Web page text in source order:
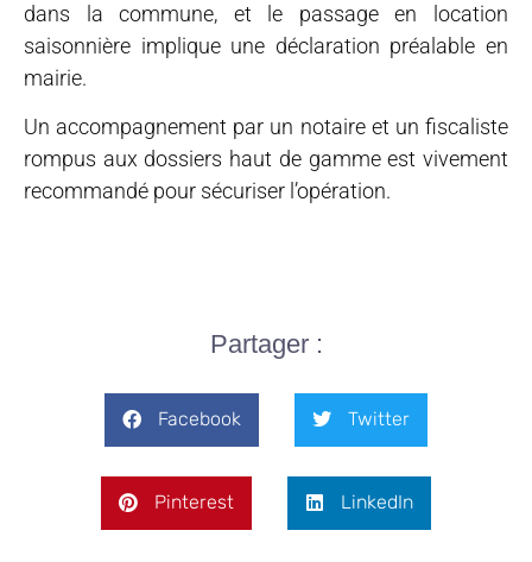
dans la commune, et le passage en location
saisonnière implique une déclaration préalable en
mairie.
Un accompagnement par un notaire et un fiscaliste
rompus aux dossiers haut de gamme est vivement
recommandé pour sécuriser l’opération.
Partager :
Facebook Twitter
Pinterest LinkedIn